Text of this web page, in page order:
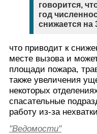
говорится,
год
снижается на
что приводит к
месте вызова и
площади пожара,
также увеличения
некоторых
спасательные
работу из-за
"Ведомости"